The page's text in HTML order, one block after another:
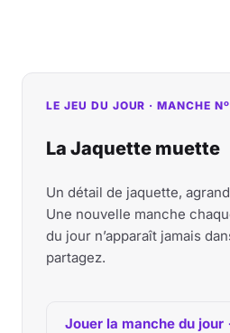
LE JEU DU JOUR · MANCHE
La Jaquette muette
Un détail de jaquette,
Une nouvelle manche
du jour n’apparaît jamais
partagez.
Jouer la manche du jour